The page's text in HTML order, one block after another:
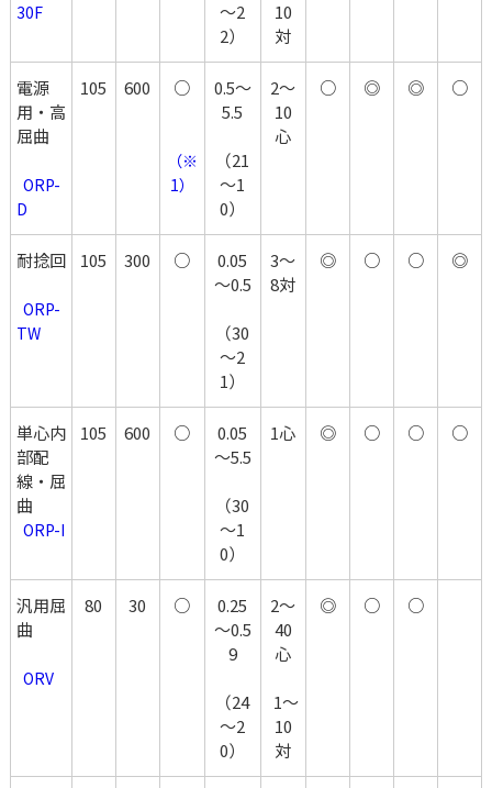
30F
～2
2）
10
対
電源
用・高
屈曲
D
105 600 ○
（※
1）
0.5～
5.5
（21
～1
0）
2～
10
心
○ ◎ ◎ ○
耐捻回
TW
105 300 ○
0.05
～0.5
（30
～2
1）
3～
8対
◎ ○ ○ ◎
単心内
部配
線・屈
曲
ORP-I
105 600 ○
0.05
～5.5
（30
～1
0）
1心 ◎ ○ ○ ○
汎用屈
曲
  ORV
80 30 ○
0.25
～0.5
9
（24
～2
0）
2～
40
心
10
対
◎ ○ ○